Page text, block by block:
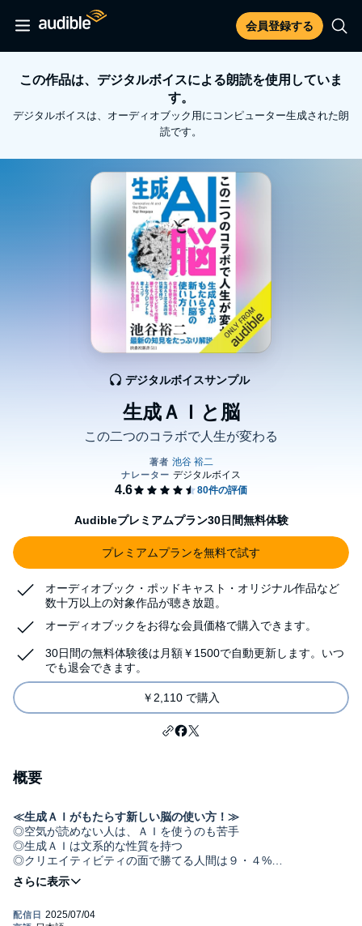
会員登録する
この作品は、デジタルボイスによる朗読を使用していま
す。
デジタルボイスは、オーディオブック用にコンピューター生成された朗
読です。
生成ＡＩと脳
この二つのコラボで人生が変わる
デジタルボイスサンプル
Audibleプレミアムプラン30日間無料体験
プレミアムプランを無料で試す
オーディオブック・ポッドキャスト・オリジナル作品など
数十万以上の対象作品が聴き放題。
オーディオブックをお得な会員価格で購入できます。
30日間の無料体験後は月額￥1500で自動更新します。いつ
でも退会できます。
￥2,110 で購入
概要
≪生成ＡＩがもたらす新しい脳の使い方！≫
◎空気が読めない人は、ＡＩを使うのも苦手
◎生成ＡＩは文系的な性質を持つ
◎クリエイティビティの面で勝てる人間は９・４%
◎上手なプロンプトを書くコツ
◎ＡＩに「意識」は存在するのか…
©2025 Yuji Ikegaya